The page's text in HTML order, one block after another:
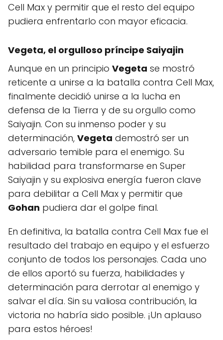
Cell Max y permitir que el resto del equipo
pudiera enfrentarlo con mayor eficacia.
Vegeta, el orgulloso príncipe Saiyajin
Aunque en un principio Vegeta se mostró
reticente a unirse a la batalla contra Cell Max,
finalmente decidió unirse a la lucha en
defensa de la Tierra y de su orgullo como
Saiyajin. Con su inmenso poder y su
determinación, Vegeta demostró ser un
adversario temible para el enemigo. Su
habilidad para transformarse en Super
Saiyajin y su explosiva energía fueron clave
para debilitar a Cell Max y permitir que
Gohan pudiera dar el golpe final.
En definitiva, la batalla contra Cell Max fue el
resultado del trabajo en equipo y el esfuerzo
conjunto de todos los personajes. Cada uno
de ellos aportó su fuerza, habilidades y
determinación para derrotar al enemigo y
salvar el día. Sin su valiosa contribución, la
victoria no habría sido posible. ¡Un aplauso
para estos héroes!